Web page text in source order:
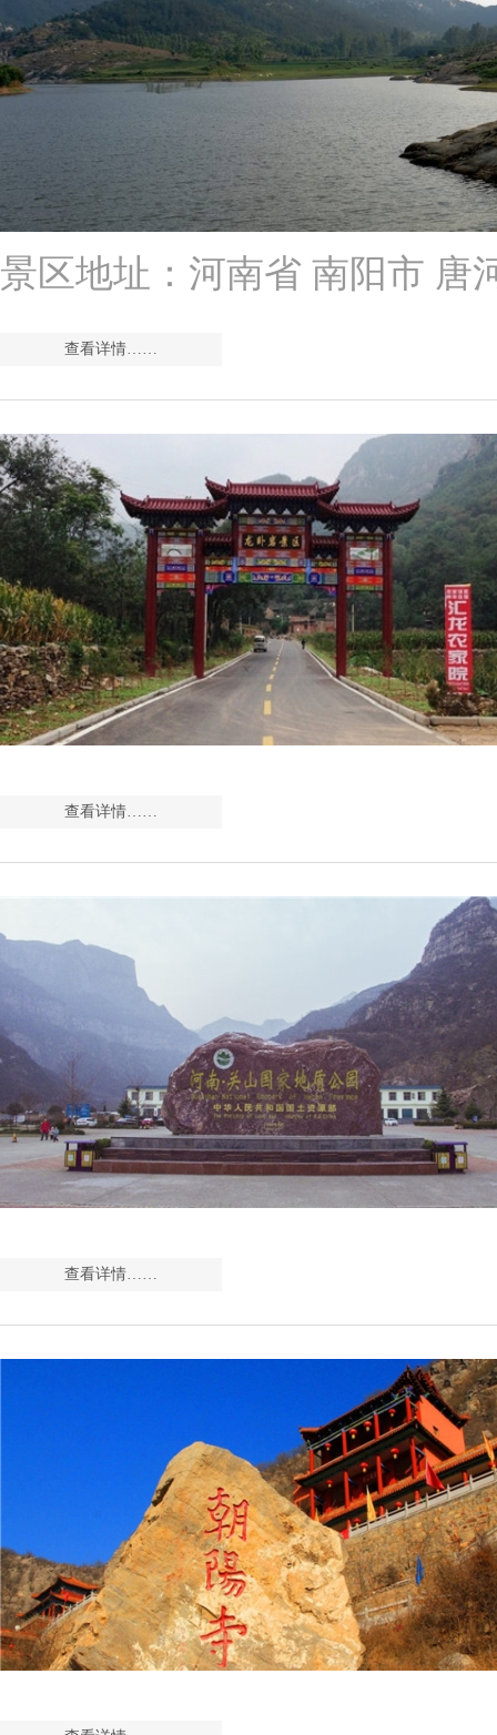
景区地址：河南省 南阳市 唐
查看详情……
查看详情……
查看详情……